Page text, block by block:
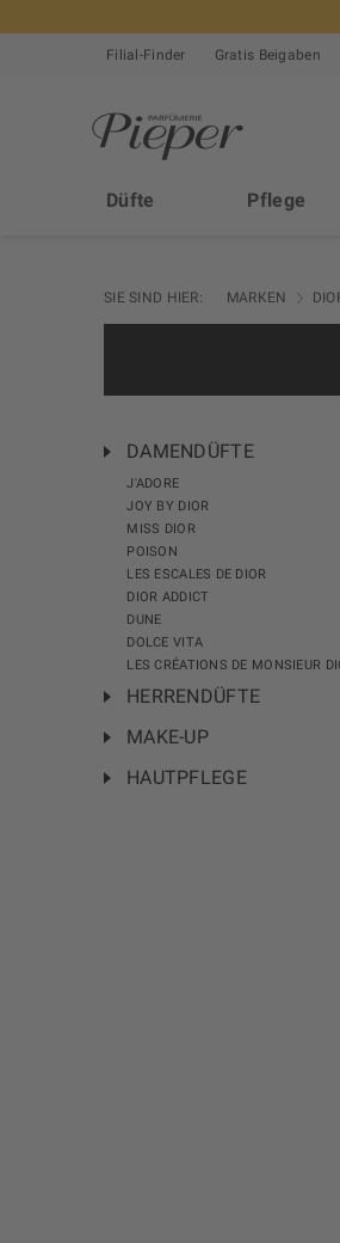
Filial-Finder Gratis Beigaben
Düfte Pflege
SIE SIND HIER: MARKEN
DAMENDÜFTE
J'ADORE
JOY BY DIOR
MISS DIOR
POISON
LES ESCALES DE DIOR
DIOR ADDICT
DUNE
DOLCE VITA
LES CRÉATIONS DE MONSIEUR
HERRENDÜFTE
MAKE-UP
HAUTPFLEGE